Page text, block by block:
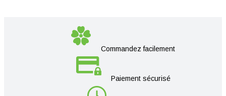
Commandez facilement
Paiement sécurisé